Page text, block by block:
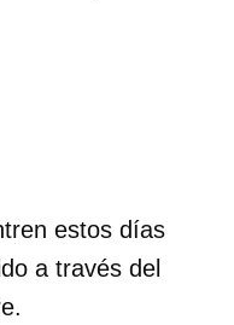
estos días
a través del